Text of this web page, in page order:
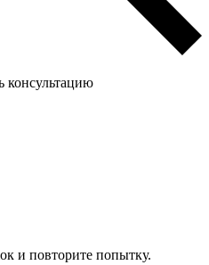
консультацию
и повторите попытку.